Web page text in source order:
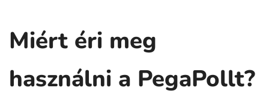
Miért éri meg
használni a PegaPollt?